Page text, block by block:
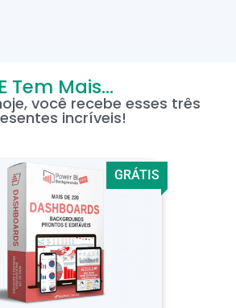
E Tem Mais...
você recebe esses três
incríveis!
GRÁTIS